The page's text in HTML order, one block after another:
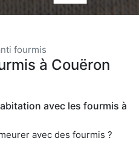
fourmis
à Couëron
avec les fourmis à
avec des fourmis ?